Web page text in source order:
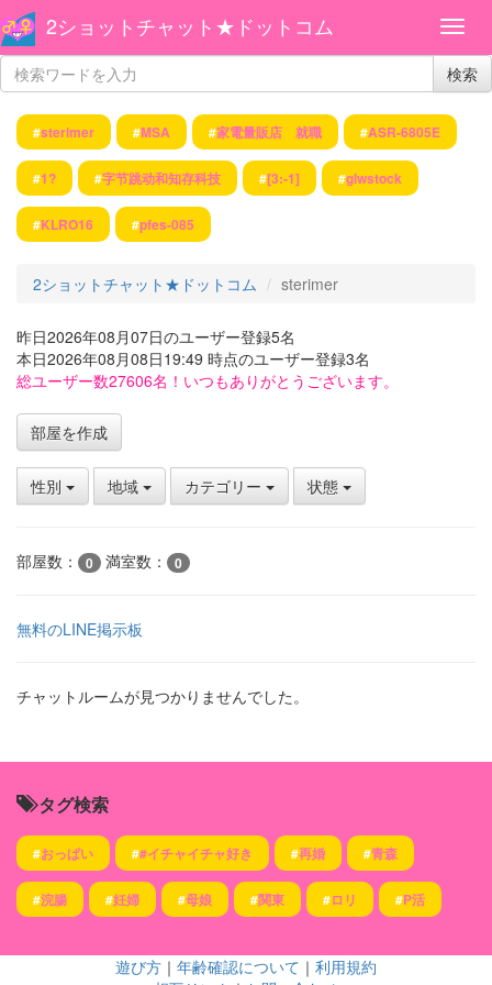
2ショットチャット★ドットコム
検索
#sterimer #MSA #家電量販店 就職 #ASR-6805E
#1? #字节跳动和知存科技 #[3:-1] #glwstock
#KLRO16 #pfes-085
2ショットチャット★ドットコム sterimer
昨日2026年08月07日のユーザー登録5名
本日2026年08月08日19:49 時点のユーザー登録3名
総ユーザー数27606名！いつもありがとうございます。
部屋を作成
性別 地域 カテゴリー 状態
部屋数： 0 満室数： 0
無料のLINE掲示板
チャットルームが見つかりませんでした。
タグ検索
#おっぱい ##イチャイチャ好き #再婚 #青森
#浣腸 #妊婦 #母娘 #関東 #ロリ #P活
遊び方 ｜ 年齢確認について ｜ 利用規約